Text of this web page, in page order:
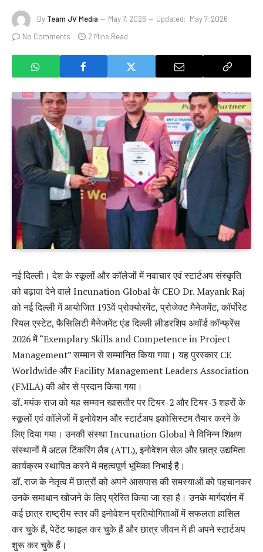
By Team JV Media May 7, 2026 Updated: May 7, 2026
No Comments
2 Mins Read
नई दिल्ली। देश के स्कूलों और कॉलेजों में नवाचार एवं स्टार्टअप संस्कृति
को बढ़ावा देने वाले Incunation Global के CEO Dr. Mayank Raj
को नई दिल्ली में आयोजित 193वें प्रोक्योरमेंट, प्रोजेक्ट मैनेजमेंट, कॉर्पोरेट
रियल एस्टेट, फैसिलिटी मैनेजमेंट एंड दिल्ली लीडरशिप अवॉर्ड कॉन्फ्रेंस
2026 में “Exemplary Skills and Competence in Project
Management” सम्मान से सम्मानित किया गया। यह पुरस्कार CE
Worldwide और Facility Management Leaders Association
(FMLA) की ओर से प्रदान किया गया।
डॉ. मयंक राज को यह सम्मान खासतौर पर टियर-2 और टियर-3 शहरों के
स्कूलों एवं कॉलेजों में इनोवेशन और स्टार्टअप इकोसिस्टम तैयार करने के
लिए दिया गया। उनकी संस्था Incunation Global ने विभिन्न शिक्षण
संस्थानों में अटल टिंकरिंग लैब (ATL), इनोवेशन सेल और छात्र उद्यमिता
कार्यक्रम स्थापित करने में महत्वपूर्ण भूमिका निभाई है।
डॉ. राज के नेतृत्व में छात्रों को अपने आसपास की समस्याओं को पहचानकर
उनके समाधान खोजने के लिए प्रेरित किया जा रहा है। उनके मार्गदर्शन में
कई छात्र राष्ट्रीय स्तर की इनोवेशन प्रतियोगिताओं में सफलता हासिल
कर चुके हैं, पेटेंट फाइल कर चुके हैं और छात्र जीवन में ही अपने स्टार्टअप
शुरू कर चुके हैं।